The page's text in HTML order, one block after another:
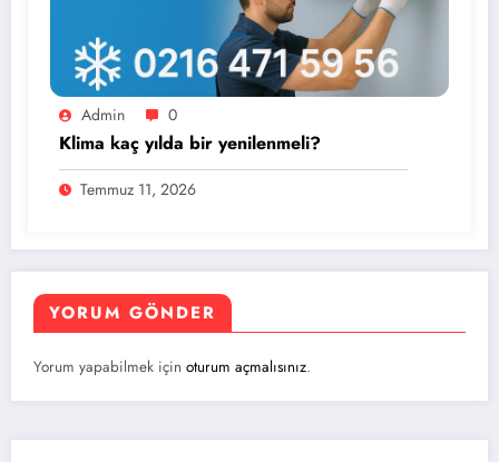
Admin 0
Klima kaç yılda bir yenilenmeli?
Temmuz 11, 2026
YORUM GÖNDER
Yorum yapabilmek için oturum açmalısınız.